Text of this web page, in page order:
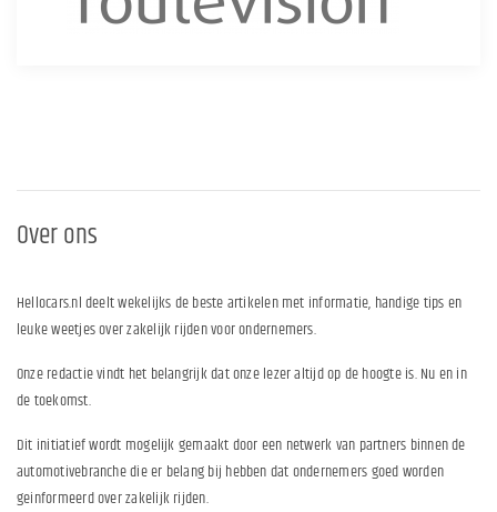
Over ons
Hellocars.nl deelt wekelijks de beste artikelen met informatie, handige tips en
leuke weetjes over zakelijk rijden voor ondernemers.
Onze redactie vindt het belangrijk dat onze lezer altijd op de hoogte is. Nu en in
de toekomst.
Dit initiatief wordt mogelijk gemaakt door een netwerk van partners binnen de
automotivebranche die er belang bij hebben dat ondernemers goed worden
geinformeerd over zakelijk rijden.